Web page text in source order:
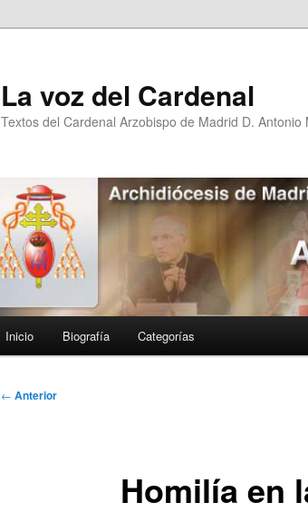
La voz del Cardenal
Textos del Cardenal Arzobispo de Madrid D. Antonio
Inicio Biografía Categorías
Navegación
← Anterior
Homilía en